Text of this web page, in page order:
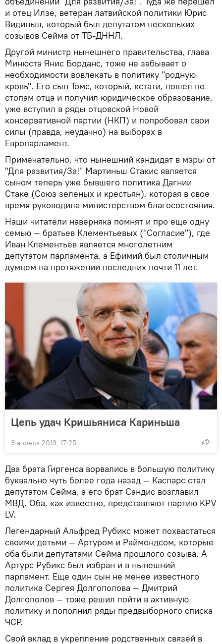
и отец Илзе, ветеран латвийской политики Юрис
Видиньш, который был депутатом нескольких
созывов Сейма от ТБ-ДННЛ.
Другой министр нынешнего правительства, глава
Минюста Янис Борданс, тоже не забывает о
необходимости вовлекать в политику "родную
кровь". Его сын Томс, который, кстати, пошел по
стопам отца и получил юридическое образование,
уже вступил в ряды отцовской Новой
консервативной партии (НКП) и попробовал свои
силы (правда, неудачно) на выборах в
Европарламент.
Примечательно, что нынешний кандидат в мэры от
"Для развития/За!" Мартиньш Стакис является
сыном теперь уже бывшего политика Дагнии
Стаке (Союз зеленых и крестьян), которая в свое
время руководила министерством благосостояния.
Наши читатели наверняка помнят и про еще одну
семью — братьев Клементьевых ("Согласие"), где
Иван Клементьев является многолетним
депутатом парламента, а Ефимий был столичным
думцем на протяжении последних почти 11 лет.
Цепь удач Кришьяниса Кариньша
3 апреля 2019, 17:25
Два брата Гиргенса ворвались в большую политику
буквально чуть более года назад — Каспарс стал
депутатом Сейма, а его брат Сандис возглавил
МВД. Оба, как известно, представляют партию KPV
LV.
Легендарный Альфред Рубикс может похвастаться
своими детьми — Артуром и Раймондсом, которые
оба были депутатами Сейма прошлого созыва. А
Артурс Рубикс был избран и в нынешний
парламент. Еще один сын не менее известного
политика Сергея Долгополова — Дмитрий
Долгополов — тоже решил пойти в активную
политику и пополнил ряды предвыборного списка
ЧСР.
Свой вклад в укрепление родственных связей в